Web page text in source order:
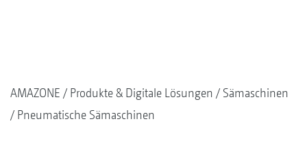
AMAZONE Produkte & Digitale Lösungen
Sämaschinen
Pneumatische Sämaschinen